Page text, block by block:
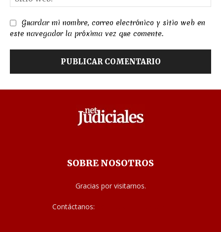
Guardar mi nombre, correo electrónico y sitio web en
este navegador la próxima vez que comente.
SOBRE NOSOTROS
Gracias por visitarnos.
Contáctanos: